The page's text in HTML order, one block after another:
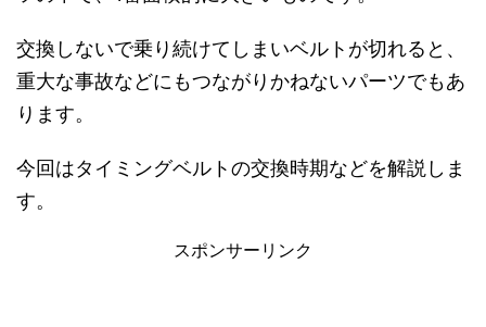
交換しないで乗り続けてしまいベルトが切れると、
重大な事故などにもつながりかねないパーツでもあ
ります。
今回はタイミングベルトの交換時期などを解説しま
す。
スポンサーリンク